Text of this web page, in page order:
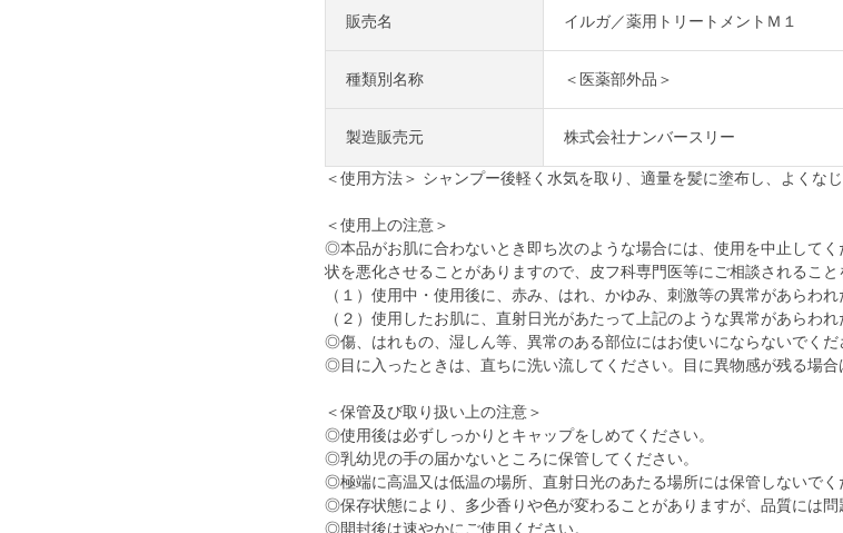
販売名 イルガ／薬用トリートメントＭ１
種類別名称 ＜医薬部外品＞
製造販売元 株式会社ナンバースリー
＜使用方法＞ シャンプー後軽く水気を取り、適量を髪に塗布し、よくな
＜使用上の注意＞
◎本品がお肌に合わないとき即ち次のような場合には、使用を中止して
状を悪化させることがありますので、皮フ科専門医等にご相談されること
（１）使用中・使用後に、赤み、はれ、かゆみ、刺激等の異常があらわれ
（２）使用したお肌に、直射日光があたって上記のような異常があらわれ
◎傷、はれもの、湿しん等、異常のある部位にはお使いにならないでくだ
◎目に入ったときは、直ちに洗い流してください。目に異物感が残る場合
＜保管及び取り扱い上の注意＞
◎使用後は必ずしっかりとキャップをしめてください。
◎乳幼児の手の届かないところに保管してください。
◎極端に高温又は低温の場所、直射日光のあたる場所には保管しないでく
◎保存状態により、多少香りや色が変わることがありますが、品質には問
◎開封後は速やかにご使用ください。